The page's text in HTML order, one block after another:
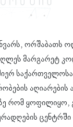
ორშაბათს
მარგარეტ
საქართველოსა
აღიარების
რომ ყოფილიყო,
ცენტრში